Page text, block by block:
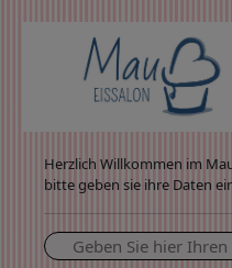
Herzlich Willkommen im
bitte geben sie ihre Daten